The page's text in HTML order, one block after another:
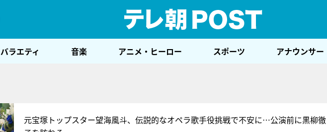
バラエティ 音楽 アニメ・ヒーロー スポーツ アナウンサー
元宝塚トップスター望海風斗、伝説的なオペラ歌手役挑戦で不安に…公演前に黒柳徹